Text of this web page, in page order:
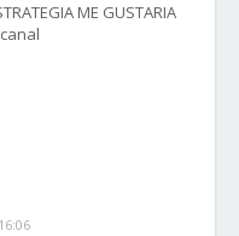
ME GUSTARIA